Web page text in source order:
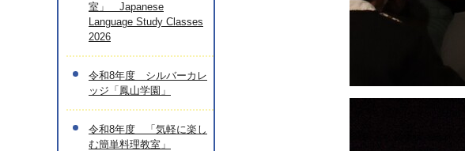
室」 Japanese
Language Study Classes
2026
令和8年度 シルバーカレ
ッジ「鳳山学園」
令和8年度 「気軽に楽し
む簡単料理教室」